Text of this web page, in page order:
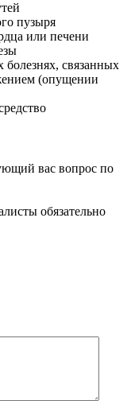
пузыря
или печени
болезнях, связанных
(опущении
вас вопрос по
обязательно